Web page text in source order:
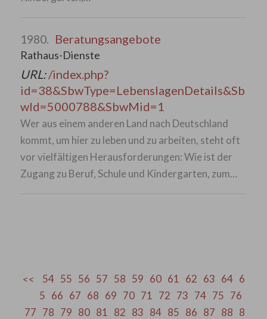
1980. Beratungsangebote
Rathaus-Dienste
URL:/index.php?
id=38&SbwType=LebenslagenDetails&Sb
wId=5000788&SbwMid=1
Wer aus einem anderen Land nach Deutschland
kommt, um hier zu leben und zu arbeiten, steht oft
vor vielfältigen Herausforderungen: Wie ist der
Zugang zu Beruf, Schule und Kindergarten, zum…
54 55 56 57 58 59 60 61 62 63 64 6
5 66 67 68 69 70 71 72 73 74 75 76
77 78 79 80 81 82 83 84 85 86 87 88 8